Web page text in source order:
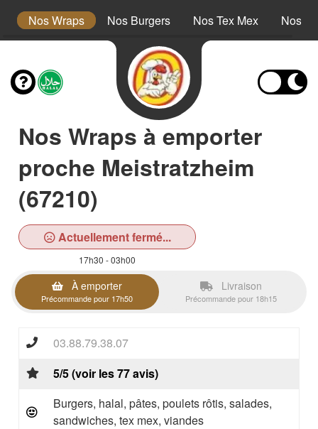
Nos Wraps Nos Burgers Nos Tex Mex Nos
Nos Wraps à emporter
proche Meistratzheim
(67210)
Actuellement fermé...
17h30 - 03h00
À emporter
Précommande pour 17h50
Livraison
Précommande pour 18h15
03.88.79.38.07
5/5 (voir les 77 avis)
Burgers, halal, pâtes, poulets rôtis, salades,
sandwiches, tex mex, viandes